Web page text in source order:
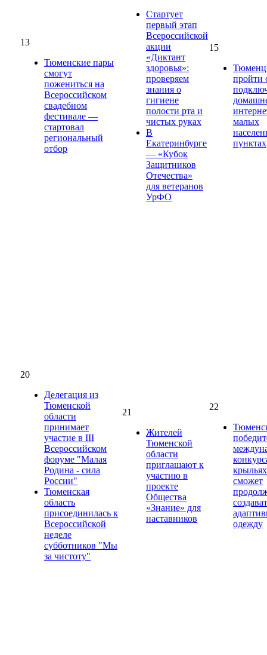
13
Тюменские пары
смогут
пожениться на
Всероссийском
свадебном
фестивале —
стартовал
региональный
отбор
Стартует
первый этап
Всероссийской
акции
«Диктант
здоровья»:
проверяем
знания о
гигиене
полости рта и
чистых руках
В
Екатеринбурге
— «Кубок
Защитников
Отечества»
для ветеранов
УрФО
15
пройти
малых
пунктах
20
Делегация из
Тюменской
области
принимает
участие в III
Всероссийском
форуме "Малая
Родина - сила
России"
Тюменская
область
присоединилась к
Всероссийской
неделе
субботников "Мы
за чистоту"
21
Жителей
Тюменской
области
приглашают к
участию в
проекте
Общества
«Знание» для
наставников
22
сможет
одежду